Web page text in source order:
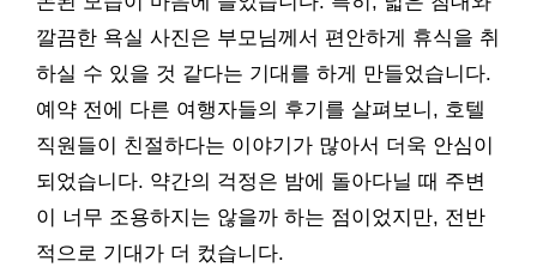
깔끔한 욕실 사진은 부모님께서 편안하게 휴식을 취
하실 수 있을 것 같다는 기대를 하게 만들었습니다.
예약 전에 다른 여행자들의 후기를 살펴보니, 호텔
직원들이 친절하다는 이야기가 많아서 더욱 안심이
되었습니다. 약간의 걱정은 밤에 돌아다닐 때 주변
이 너무 조용하지는 않을까 하는 점이었지만, 전반
적으로 기대가 더 컸습니다.